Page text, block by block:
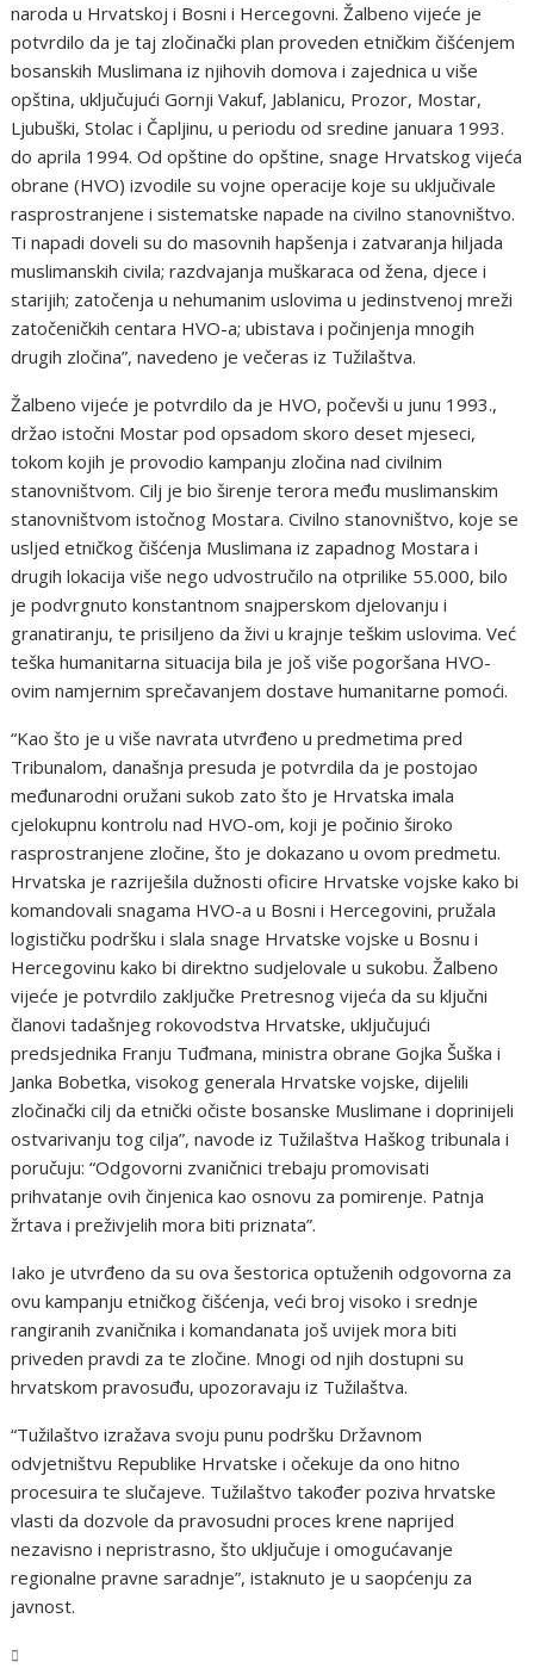
naroda u Hrvatskoj i Bosni i Hercegovni. Žalbeno vijeće je
potvrdilo da je taj zločinački plan proveden etničkim čišćenjem
bosanskih Muslimana iz njihovih domova i zajednica u više
opština, uključujući Gornji Vakuf, Jablanicu, Prozor, Mostar,
Ljubuški, Stolac i Čapljinu, u periodu od sredine januara 1993.
do aprila 1994. Od opštine do opštine, snage Hrvatskog vijeća
obrane (HVO) izvodile su vojne operacije koje su uključivale
rasprostranjene i sistematske napade na civilno stanovništvo.
Ti napadi doveli su do masovnih hapšenja i zatvaranja hiljada
muslimanskih civila; razdvajanja muškaraca od žena, djece i
starijih; zatočenja u nehumanim uslovima u jedinstvenoj mreži
zatočeničkih centara HVO-a; ubistava i počinjenja mnogih
drugih zločina”, navedeno je večeras iz Tužilaštva.
Žalbeno vijeće je potvrdilo da je HVO, počevši u junu 1993.,
držao istočni Mostar pod opsadom skoro deset mjeseci,
tokom kojih je provodio kampanju zločina nad civilnim
stanovništvom. Cilj je bio širenje terora među muslimanskim
stanovništvom istočnog Mostara. Civilno stanovništvo, koje se
usljed etničkog čišćenja Muslimana iz zapadnog Mostara i
drugih lokacija više nego udvostručilo na otprilike 55.000, bilo
je podvrgnuto konstantnom snajperskom djelovanju i
granatiranju, te prisiljeno da živi u krajnje teškim uslovima. Već
teška humanitarna situacija bila je još više pogoršana HVO-
ovim namjernim sprečavanjem dostave humanitarne pomoći.
“Kao što je u više navrata utvrđeno u predmetima pred
Tribunalom, današnja presuda je potvrdila da je postojao
međunarodni oružani sukob zato što je Hrvatska imala
cjelokupnu kontrolu nad HVO-om, koji je počinio široko
rasprostranjene zločine, što je dokazano u ovom predmetu.
Hrvatska je razriješila dužnosti oficire Hrvatske vojske kako bi
komandovali snagama HVO-a u Bosni i Hercegovini, pružala
logističku podršku i slala snage Hrvatske vojske u Bosnu i
Hercegovinu kako bi direktno sudjelovale u sukobu. Žalbeno
vijeće je potvrdilo zaključke Pretresnog vijeća da su ključni
članovi tadašnjeg rokovodstva Hrvatske, uključujući
predsjednika Franju Tuđmana, ministra obrane Gojka Šuška i
Janka Bobetka, visokog generala Hrvatske vojske, dijelili
zločinački cilj da etnički očiste bosanske Muslimane i doprinijeli
ostvarivanju tog cilja”, navode iz Tužilaštva Haškog tribunala i
poručuju: “Odgovorni zvaničnici trebaju promovisati
prihvatanje ovih činjenica kao osnovu za pomirenje. Patnja
žrtava i preživjelih mora biti priznata”.
Iako je utvrđeno da su ova šestorica optuženih odgovorna za
ovu kampanju etničkog čišćenja, veći broj visoko i srednje
rangiranih zvaničnika i komandanata još uvijek mora biti
priveden pravdi za te zločine. Mnogi od njih dostupni su
hrvatskom pravosuđu, upozoravaju iz Tužilaštva.
“Tužilaštvo izražava svoju punu podršku Državnom
odvjetništvu Republike Hrvatske i očekuje da ono hitno
procesuira te slučajeve. Tužilaštvo također poziva hrvatske
vlasti da dozvole da pravosudni proces krene naprijed
nezavisno i nepristrasno, što uključuje i omogućavanje
regionalne pravne saradnje”, istaknuto je u saopćenju za
javnost.